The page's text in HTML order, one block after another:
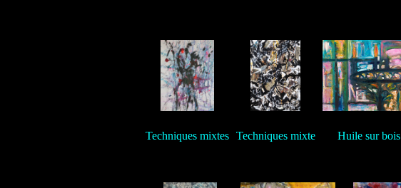
Techniques mixtes Techniques mixte Huile sur bois